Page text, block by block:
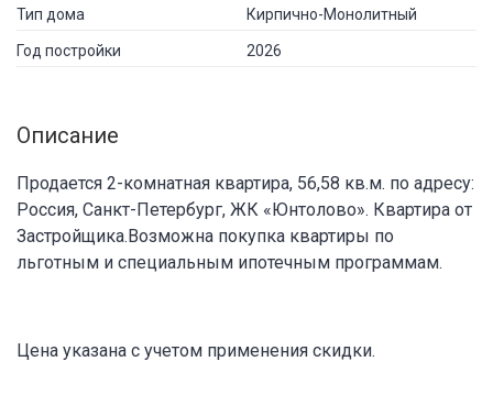
Тип дома Кирпично-Монолитный
Год постройки 2026
Описание
Продается 2-комнатная квартира, 56,58 кв.м. по адресу:
Россия, Санкт-Петербург, ЖК «Юнтолово». Квартира от
Застройщика.Возможна покупка квартиры по
льготным и специальным ипотечным программам.
Цена указана с учетом применения скидки.